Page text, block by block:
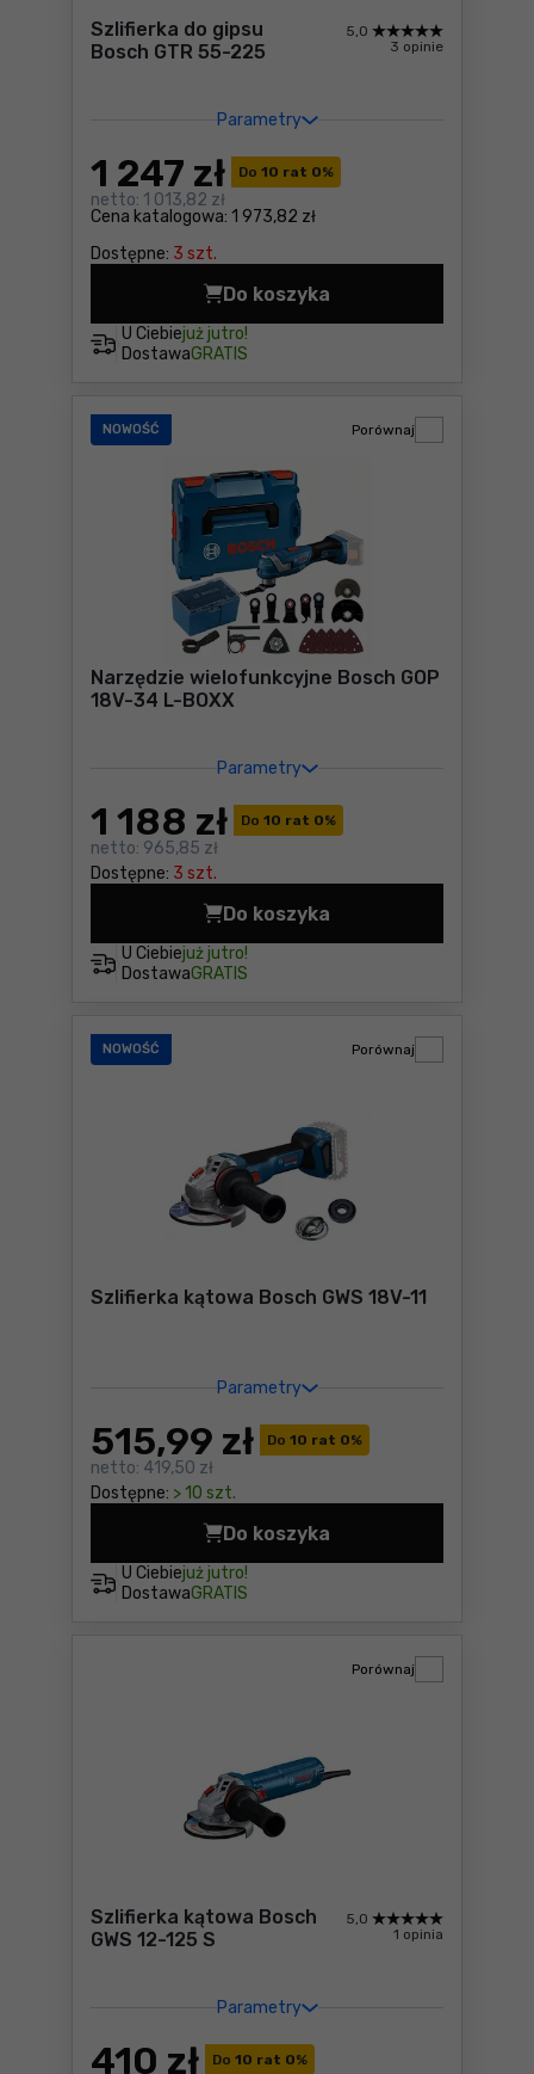
Szlifierka do gipsu
Bosch GTR 55-225
Parametry
5,0
3 opinie
Do 10 rat 0%
Cena katalogowa: 1 973,82 zł
1 247 zł
netto: 1 013,82 zł
Dostępne: 3 szt.
U Ciebiejuż jutro!
DostawaGRATIS
Do koszyka
Szlifierka do gipsu Bosch
NOWOŚĆ
Narzędzie wielofunkcyjne Bosch GOP
18V-34 L-BOXX
Parametry
Do 10 rat 0%
1 188 zł
netto: 965,85 zł
Dostępne: 3 szt.
Porównaj
U Ciebiejuż jutro!
DostawaGRATIS
Do koszyka
Narzędzie wielofunkcyjne
NOWOŚĆ
Szlifierka kątowa Bosch GWS 18V-11
Parametry
Do 10 rat 0%
515,99 zł
netto: 419,50 zł
Dostępne: > 10 szt.
Porównaj
U Ciebiejuż jutro!
DostawaGRATIS
Do koszyka
Szlifierka kątowa Bosch
Szlifierka kątowa Bosch
GWS 12-125 S
Parametry
5,0
1 opinia
Do 10 rat 0%
410 zł
Porównaj